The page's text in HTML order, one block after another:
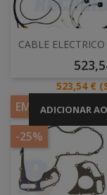
CABLE
Preço
Preço
523,54 €
ADICIONAR
EM PROMOÇÃO!
-25%